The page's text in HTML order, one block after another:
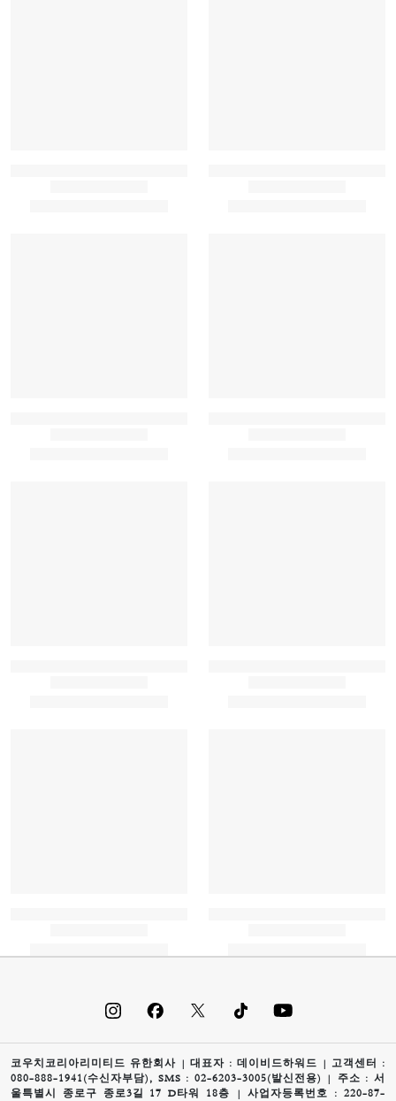
코우치코리아리미티드 유한회사 | 대표자 : 데이비드하워드 | 고객센터 :
080-888-1941(수신자부담), SMS : 02-6203-3005(발신전용) | 주소 : 서
울특별시 종로구 종로3길 17 D타워 18층 | 사업자등록번호 : 220-87-